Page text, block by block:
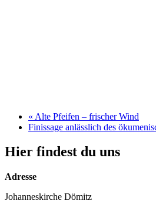
« Alte Pfeifen – frischer Wind
Finissage anlässlich des
Hier findest du uns
Adresse
Johanneskirche Dömitz